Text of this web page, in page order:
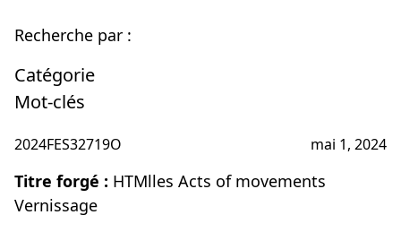
Recherche par :
Catégorie
Mot-clés
2024FES32719O mai 1, 2024
Titre forgé : HTMlles Acts of movements
Vernissage